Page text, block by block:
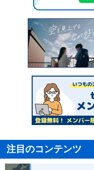
注目のコンテンツ